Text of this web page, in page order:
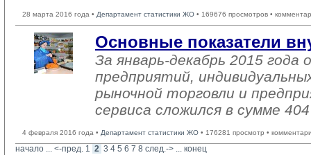
28 марта 2016 года • Департамент статистики ЖО • 169676 просмотров •
Основные показатели
За январь-декабрь 2015
предприятий,
рыночной торговли и
сервиса сложился в сумме
4 февраля 2016 года • Департамент статистики ЖО • 176281 просмотр •
начало ... <-пред. 1 2 3 4 5 6 7 8 след.-> ... конец